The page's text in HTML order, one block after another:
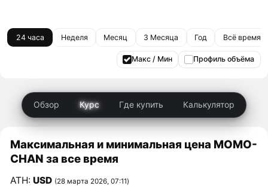
24 часа Неделя Месяц 3 Месяца Год Всё время
Макс / Мин Профиль объёма
Обзор Курс Где купить Калькулятор
Максимальная и минимальная цена MOMO-
CHAN за все время
ATH:USD (28 марта 2026, 07:11)